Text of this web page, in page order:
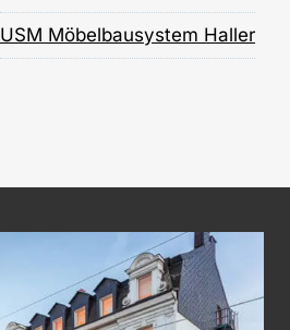
USM Möbelbausystem Haller